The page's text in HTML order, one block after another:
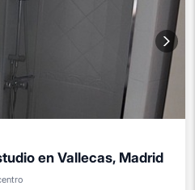
en Vallecas, Madrid
Internet
Lavandería